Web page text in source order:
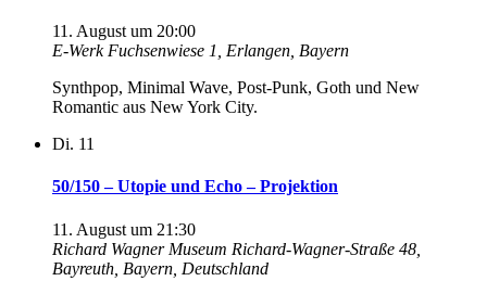
11. August um 20:00
E-Werk Fuchsenwiese 1, Erlangen, Bayern
Synthpop, Minimal Wave, Post-Punk, Goth und New
Romantic aus New York City.
Di. 11
50/150 – Utopie und Echo – Projektion
11. August um 21:30
Richard Wagner Museum Richard-Wagner-Straße 48,
Bayreuth, Bayern, Deutschland